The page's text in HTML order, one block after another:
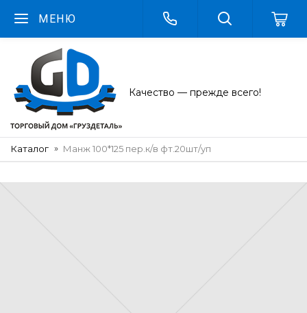
МЕНЮ
Качество — прежде всего!
Каталог Манж 100*125 пер.к/в фт.20шт/уп